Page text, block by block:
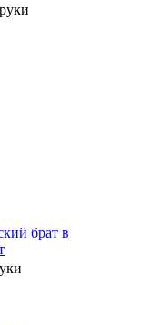
брат в